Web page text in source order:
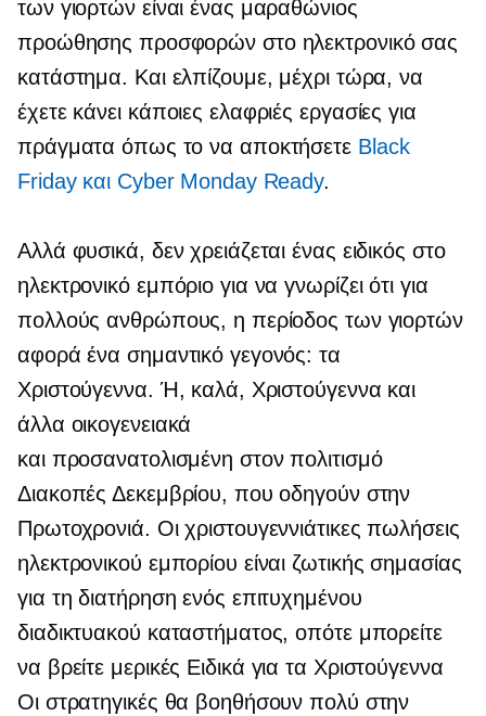
των γιορτών είναι ένας μαραθώνιος
προώθησης προσφορών στο ηλεκτρονικό σας
κατάστημα. Και ελπίζουμε, μέχρι τώρα, να
έχετε κάνει κάποιες ελαφριές εργασίες για
πράγματα όπως το να αποκτήσετε Black
Friday και Cyber ​​Monday Ready.
Αλλά φυσικά, δεν χρειάζεται ένας ειδικός στο
ηλεκτρονικό εμπόριο για να γνωρίζει ότι για
πολλούς ανθρώπους, η περίοδος των γιορτών
αφορά ένα σημαντικό γεγονός: τα
Χριστούγεννα. Ή, καλά, Χριστούγεννα και
άλλα οικογενειακά
και προσανατολισμένη στον πολιτισμό
Διακοπές Δεκεμβρίου, που οδηγούν στην
Πρωτοχρονιά. Οι χριστουγεννιάτικες πωλήσεις
ηλεκτρονικού εμπορίου είναι ζωτικής σημασίας
για τη διατήρηση ενός επιτυχημένου
διαδικτυακού καταστήματος, οπότε μπορείτε
να βρείτε μερικές Ειδικά για τα Χριστούγεννα
Οι στρατηγικές θα βοηθήσουν πολύ στην